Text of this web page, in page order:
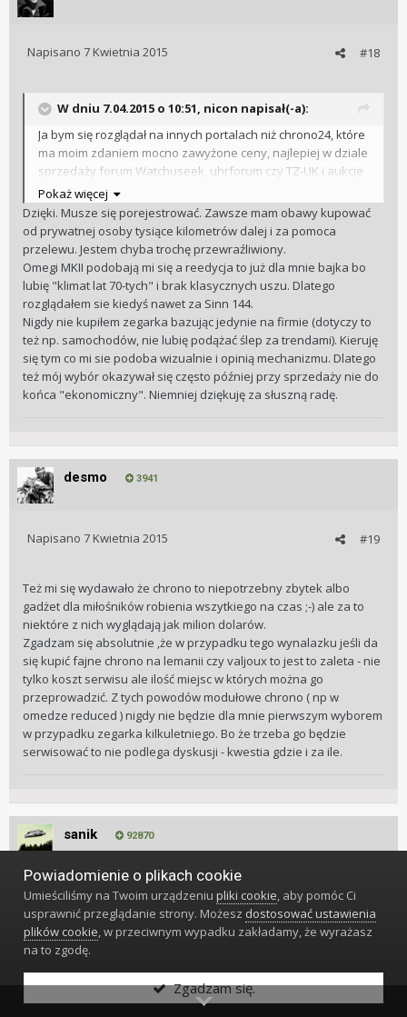
#18
Napisano 7 Kwietnia 2015
W dniu 7.04.2015 o 10:51, nicon napisał(-a):
Ja bym się rozglądał na innych portalach niż chrono24, które
ma moim zdaniem mocno zawyżone ceny, najlepiej w dziale
sprzedaży forum Watchuseek, uhrforum czy TZ-UK i aukcje
ebay. Myślę że spokojnie da radę znaleźć Moonwatcha z
dokumentami do kwoty 2000 euro, ale trzeba trochę
zapolować na w/w forach. Natomiast MK II znajdziesz
jeszcze taniej bez większych problemów. Pytanie czy
faktycznie te zegarki Ci się podobają, bo to że jest to Omega
nie powinno być decydującym czynnikiem.Dzięki.
Pokaż więcej
Dzięki. Musze się porejestrować. Zawsze mam obawy kupować
od prywatnej osoby tysiące kilometrów dalej i za pomoca
przelewu. Jestem chyba trochę przewraźliwiony.
Omegi MKII podobają mi się a reedycja to już dla mnie bajka bo
lubię "klimat lat 70-tych" i brak klasycznych uszu. Dlatego
rozglądałem sie kiedyś nawet za Sinn 144.
Nigdy nie kupiłem zegarka bazując jedynie na firmie (dotyczy to
też np. samochodów, nie lubię podążać ślep za trendami). Kieruję
się tym co mi sie podoba wizualnie i opinią mechanizmu. Dlatego
też mój wybór okazywał się często później przy sprzedaży nie do
końca "ekonomiczny". Niemniej dziękuję za słuszną radę.
desmo 3941
#19
Napisano 7 Kwietnia 2015
Też mi się wydawało że chrono to niepotrzebny zbytek albo
gadżet dla miłośników robienia wszytkiego na czas ;-) ale za to
niektóre z nich wyglądają jak milion dolarów.
Zgadzam się absolutnie ,że w przypadku tego wynalazku jeśli da
się kupić fajne chrono na lemanii czy valjoux to jest to zaleta - nie
tylko koszt serwisu ale ilość miejsc w których można go
przeprowadzić. Z tych powodów modułowe chrono ( np w
omedze reduced ) nigdy nie będzie dla mnie pierwszym wyborem
w przypadku zegarka kilkuletniego. Bo że trzeba go będzie
serwisować to nie podlega dyskusji - kwestia gdzie i za ile.
sanik 92870
Napisano7 Kwietnia 2015
Czy zakup na zagranicznych portalach/forach nie jest obarczony
Licytowane kwoty są często niższe od tych u nas, ale dochodzi
Powiadomienie o plikach cookie
Umieściliśmy na Twoim urządzeniupliki cookie, aby pomóc Ci
usprawnić przeglądanie strony. Możesz dostosować ustawienia
plików cookie, w przeciwnym wypadku zakładamy, że wyrażasz
na to zgodę.
Zgadzam się.